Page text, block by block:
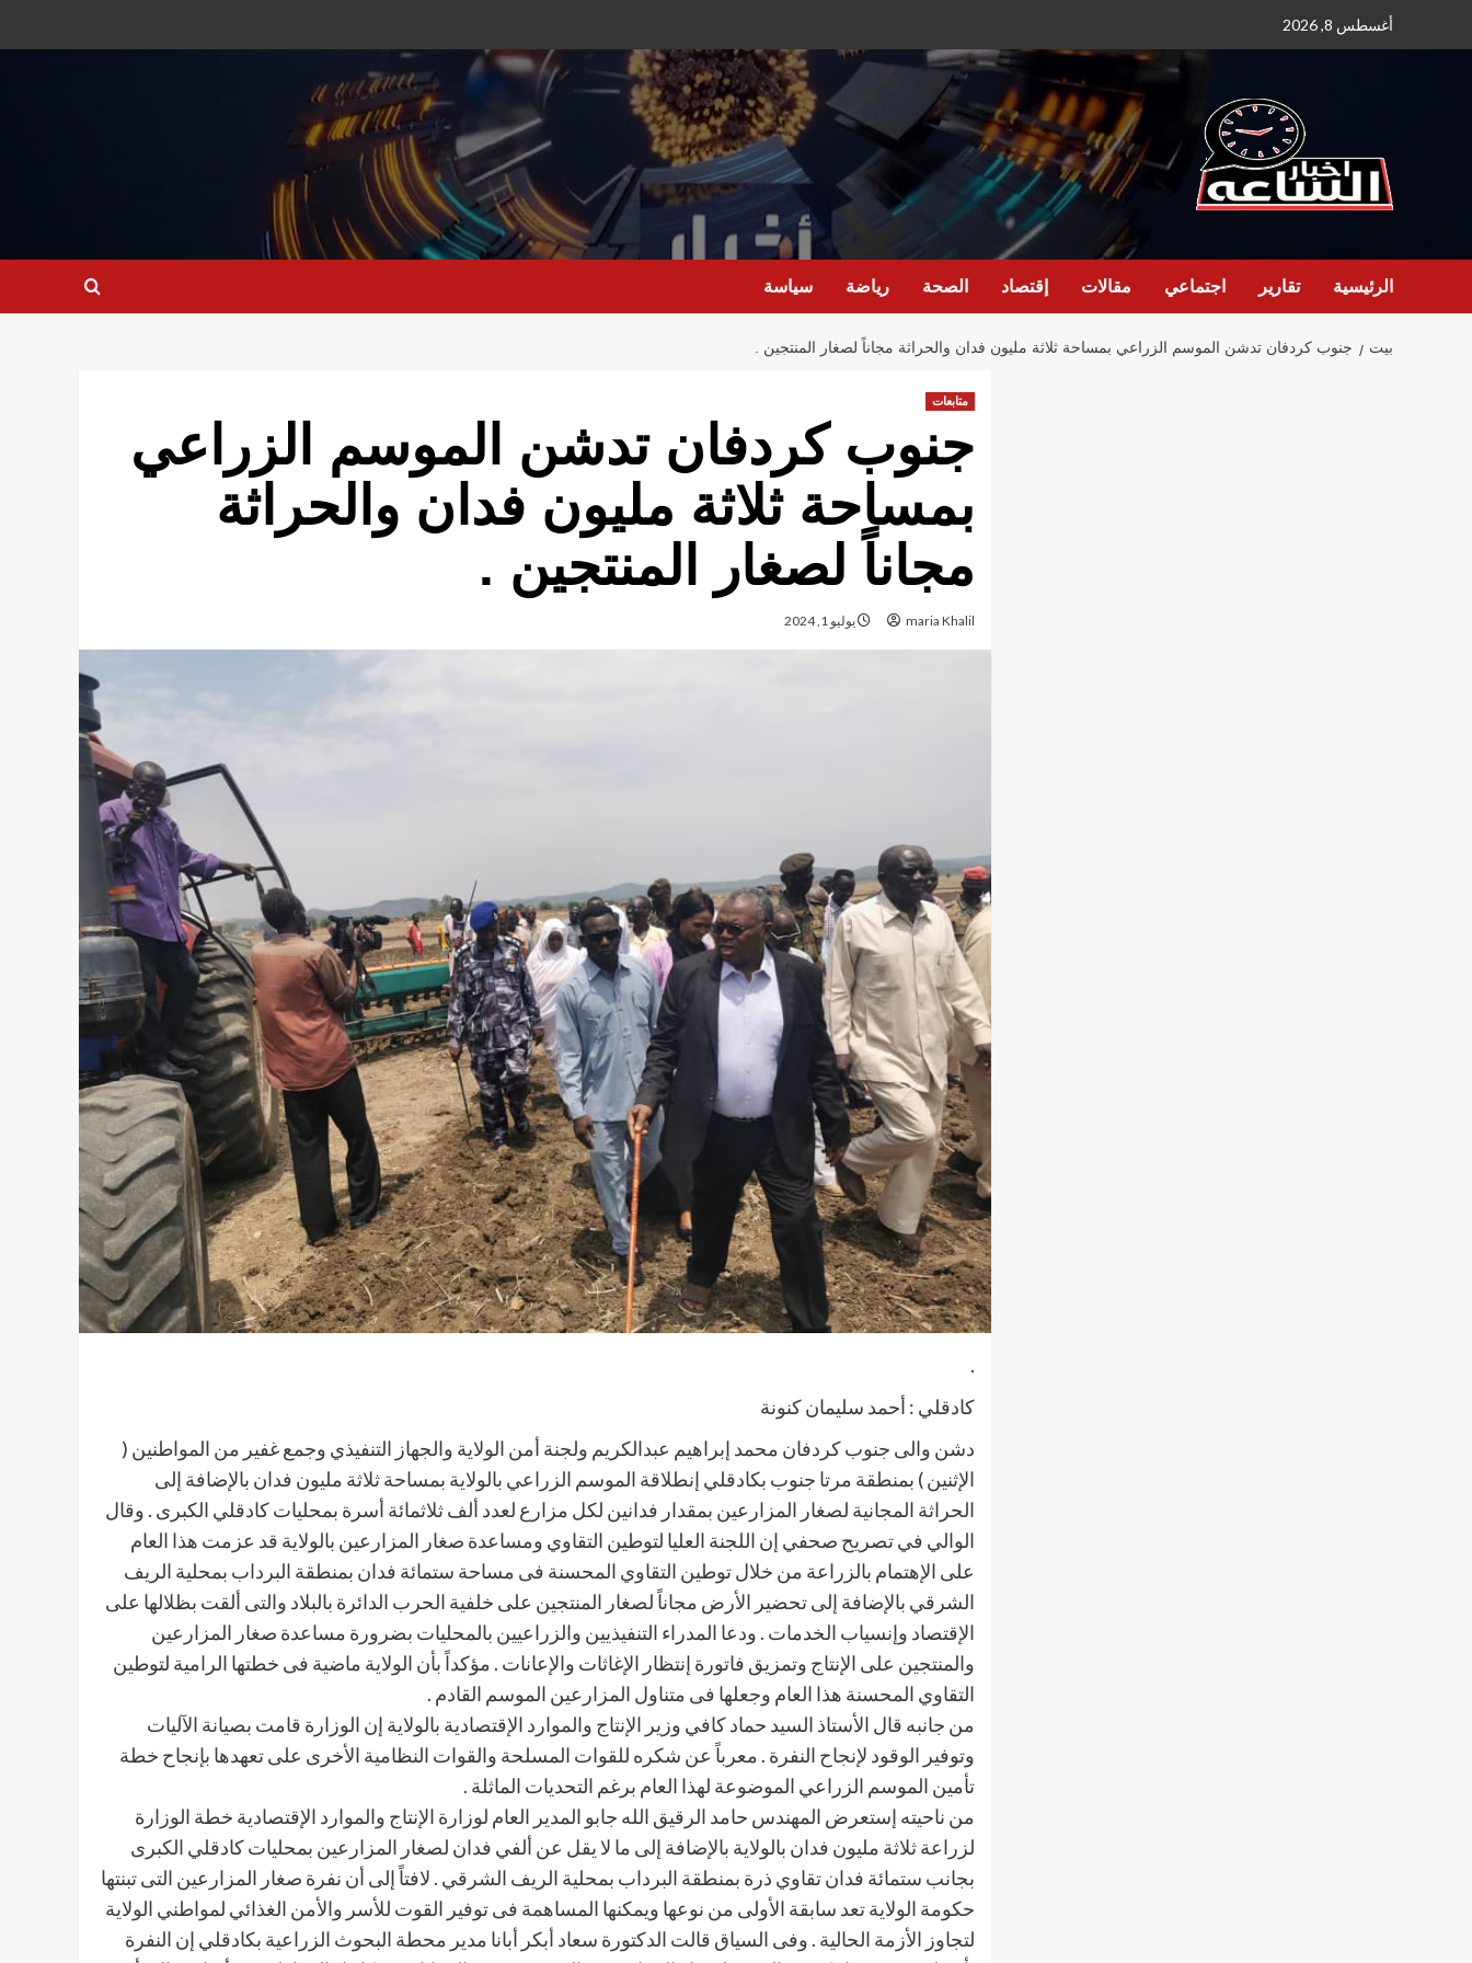
أغسطس 8, 2026
الرئيسية تقارير اجتماعي مقالات إقتصاد الصحة رياضة سياسة
بيت جنوب كردفان تدشن الموسم الزراعي بمساحة ثلاثة مليون فدان والحراثة مجاناً لصغار المنتجين .
متابعات
جنوب كردفان تدشن الموسم الزراعي
بمساحة ثلاثة مليون فدان والحراثة
مجاناً لصغار المنتجين .
maria Khalil يوليو 1, 2024
.
كادقلي : أحمد سليمان كنونة
دشن والى جنوب كردفان محمد إبراهيم عبدالكريم ولجنة أمن الولاية والجهاز التنفيذي وجمع غفير من المواطنين (
الإثنين ) بمنطقة مرتا جنوب بكادقلي إنطلاقة الموسم الزراعي بالولاية بمساحة ثلاثة مليون فدان بالإضافة إلى
الحراثة المجانية لصغار المزارعين بمقدار فدانين لكل مزارع لعدد ألف ثلاثمائة أسرة بمحليات كادقلي الكبرى . وقال
الوالي في تصريح صحفي إن اللجنة العليا لتوطين التقاوي ومساعدة صغار المزارعين بالولاية قد عزمت هذا العام
على الإهتمام بالزراعة من خلال توطين التقاوي المحسنة فى مساحة ستمائة فدان بمنطقة البرداب بمحلية الريف
الشرقي بالإضافة إلى تحضير الأرض مجاناً لصغار المنتجين على خلفية الحرب الدائرة بالبلاد والتى ألقت بظلالها على
الإقتصاد وإنسياب الخدمات . ودعا المدراء التنفيذيين والزراعيين بالمحليات بضرورة مساعدة صغار المزارعين
والمنتجين على الإنتاج وتمزيق فاتورة إنتظار الإغاثات والإعانات . مؤكداً بأن الولاية ماضية فى خطتها الرامية لتوطين
التقاوي المحسنة هذا العام وجعلها فى متناول المزارعين الموسم القادم .
من جانبه قال الأستاذ السيد حماد كافي وزير الإنتاج والموارد الإقتصادية بالولاية إن الوزارة قامت بصيانة الآليات
وتوفير الوقود لإنجاح النفرة . معرباً عن شكره للقوات المسلحة والقوات النظامية الأخرى على تعهدها بإنجاح خطة
تأمين الموسم الزراعي الموضوعة لهذا العام برغم التحديات الماثلة .
من ناحيته إستعرض المهندس حامد الرقيق الله جابو المدير العام لوزارة الإنتاج والموارد الإقتصادية خطة الوزارة
لزراعة ثلاثة مليون فدان بالولاية بالإضافة إلى ما لا يقل عن ألفي فدان لصغار المزارعين بمحليات كادقلي الكبرى
بجانب ستمائة فدان تقاوي ذرة بمنطقة البرداب بمحلية الريف الشرقي . لافتاً إلى أن نفرة صغار المزارعين التى تبنتها
حكومة الولاية تعد سابقة الأولى من نوعها ويمكنها المساهمة فى توفير القوت للأسر والأمن الغذائي لمواطني الولاية
لتجاوز الأزمة الحالية . وفى السياق قالت الدكتورة سعاد أبكر أبانا مدير محطة البحوث الزراعية بكادقلي إن النفرة